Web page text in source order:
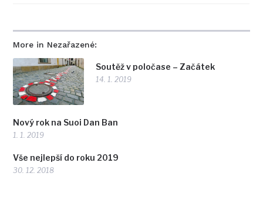
More in Nezařazené:
Soutěž v poločase – Začátek
14. 1. 2019
Nový rok na Suoi Dan Ban
1. 1. 2019
Vše nejlepší do roku 2019
30. 12. 2018